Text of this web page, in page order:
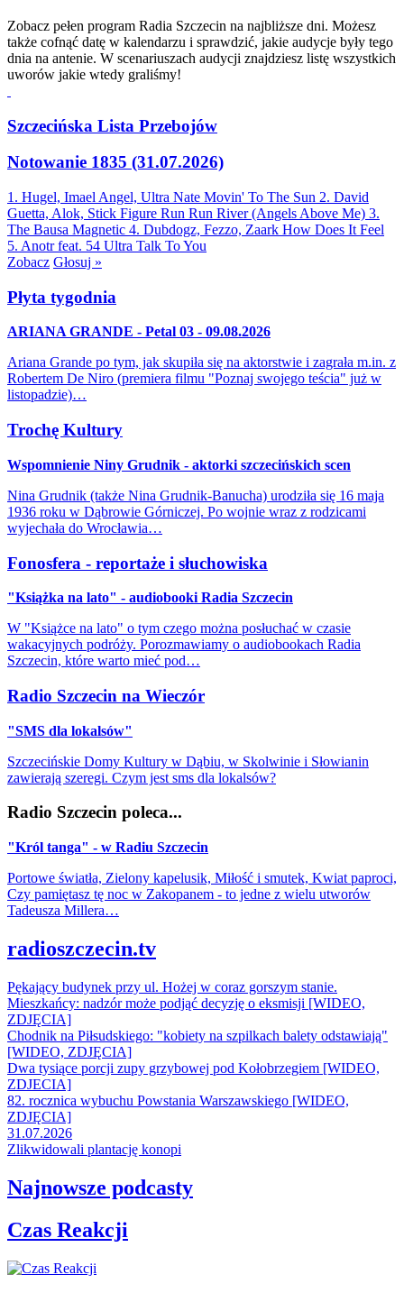
Zobacz pełen program Radia Szczecin na najbliższe dni. Możesz
także cofnąć datę w kalendarzu i sprawdzić, jakie audycje były tego
dnia na antenie. W scenariuszach audycji znajdziesz listę wszystkich
uworów jakie wtedy graliśmy!
Szczecińska Lista Przebojów
Notowanie 1835 (31.07.2026)
1. Hugel, Imael Angel, Ultra Nate Movin' To The Sun 2. David
Guetta, Alok, Stick Figure Run Run River (Angels Above Me) 3.
The Bausa Magnetic 4. Dubdogz, Fezzo, Zaark How Does It Feel
5. Anotr feat. 54 Ultra Talk To You
Zobacz Głosuj »
Płyta tygodnia
ARIANA GRANDE - Petal 03 - 09.08.2026
Ariana Grande po tym, jak skupiła się na aktorstwie i zagrała m.in. z
Robertem De Niro (premiera filmu "Poznaj swojego teścia" już w
listopadzie)…
Trochę Kultury
Wspomnienie Niny Grudnik - aktorki szczecińskich scen
Nina Grudnik (także Nina Grudnik-Banucha) urodziła się 16 maja
1936 roku w Dąbrowie Górniczej. Po wojnie wraz z rodzicami
wyjechała do Wrocławia…
Fonosfera - reportaże i słuchowiska
"Książka na lato" - audiobooki Radia Szczecin
W "Książce na lato" o tym czego można posłuchać w czasie
wakacyjnych podróży. Porozmawiamy o audiobookach Radia
Szczecin, które warto mieć pod…
Radio Szczecin na Wieczór
"SMS dla lokalsów"
Szczecińskie Domy Kultury w Dąbiu, w Skolwinie i Słowianin
zawierają szeregi. Czym jest sms dla lokalsów?
Radio Szczecin poleca...
"Król tanga" - w Radiu Szczecin
Portowe światła, Zielony kapelusik, Miłość i smutek, Kwiat paproci,
Czy pamiętasz tę noc w Zakopanem - to jedne z wielu utworów
Tadeusza Millera…
radioszczecin.tv
Pękający budynek przy ul. Hożej w coraz gorszym stanie.
Mieszkańcy: nadzór może podjąć decyzję o eksmisji [WIDEO,
ZDJĘCIA]
Chodnik na Piłsudskiego: "kobiety na szpilkach balety odstawiają"
[WIDEO, ZDJĘCIA]
Dwa tysiące porcji zupy grzybowej pod Kołobrzegiem [WIDEO,
ZDJECIA]
82. rocznica wybuchu Powstania Warszawskiego [WIDEO,
ZDJĘCIA]
31.07.2026
Zlikwidowali plantację konopi
Najnowsze podcasty
Czas Reakcji